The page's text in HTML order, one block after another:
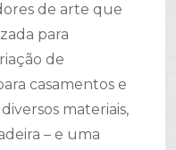
de arte que
para
de
casamentos e
materiais,
– e uma